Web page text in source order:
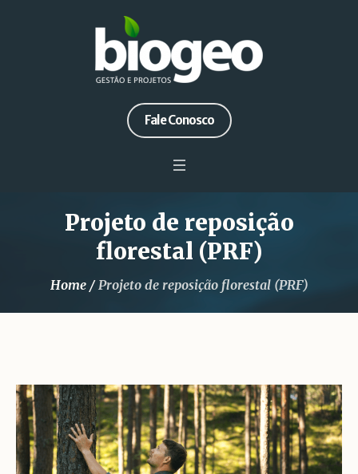
Fale Conosco
Projeto de reposição
florestal (PRF)
Home /Projeto de reposição florestal (PRF)